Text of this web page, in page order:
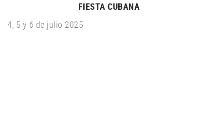
FIESTA CUBANA
4, 5 y 6 de julio 2025